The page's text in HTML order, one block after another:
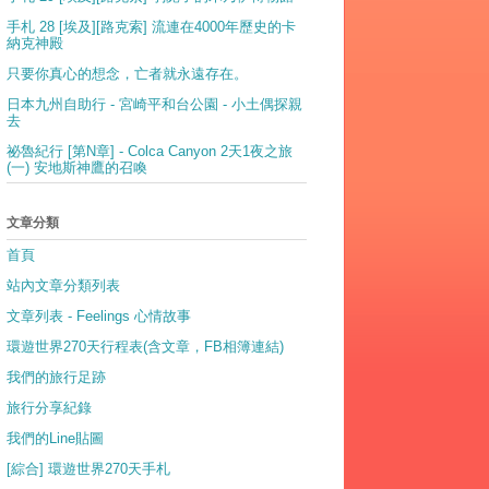
手札 28 [埃及][路克索] 流連在4000年歷史的卡
納克神殿
只要你真心的想念，亡者就永遠存在。
日本九州自助行 - 宮崎平和台公園 - 小土偶探親
去
祕魯紀行 [第N章] - Colca Canyon 2天1夜之旅
(一) 安地斯神鷹的召喚
文章分類
首頁
站內文章分類列表
文章列表 - Feelings 心情故事
環遊世界270天行程表(含文章，FB相簿連結)
我們的旅行足跡
旅行分享紀錄
我們的Line貼圖
[綜合] 環遊世界270天手札